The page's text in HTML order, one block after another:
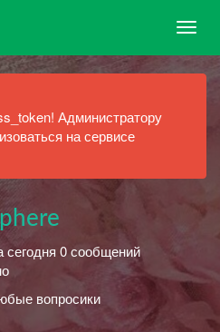
Администратору
на сервисе
сегодня 0 сообщений
вопросики